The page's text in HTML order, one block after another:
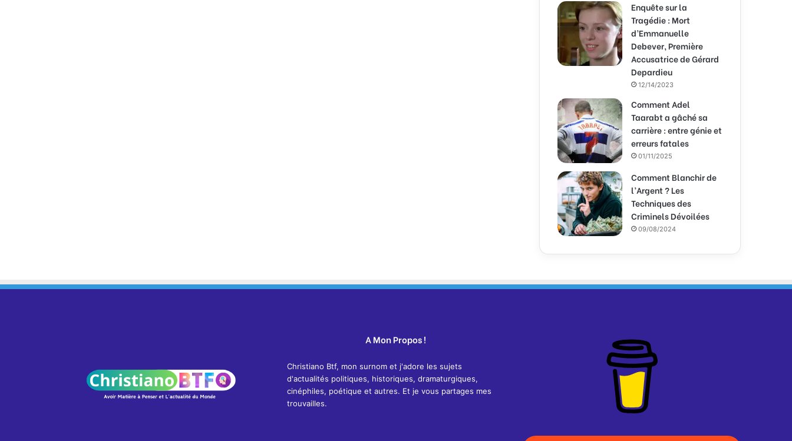
Enquête sur la
Tragédie : Mort
d’Emmanuelle
Debever, Première
Accusatrice de Gérard
Depardieu
12/14/2023
Comment Adel
Taarabt a gâché sa
carrière : entre génie et
erreurs fatales
01/11/2025
Comment Blanchir de
l’Argent ? Les
Techniques des
Criminels Dévoilées
09/08/2024
A Mon Propos !
Christiano Btf, mon surnom et j'adore les sujets
d'actualités politiques, historiques, dramaturgiques,
cinéphiles, poétique et autres. Et je vous partages mes
trouvailles.